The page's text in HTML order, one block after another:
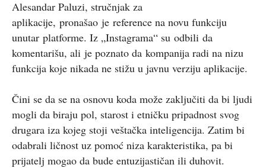
Alesandar Paluzi, stručnjak za
aplikacije, pronašao je reference na novu funkciju
unutar platforme. Iz „Instagrama“ su odbili da
komentarišu, ali je poznato da kompanija radi na nizu
funkcija koje nikada ne stižu u javnu verziju aplikacije.
Čini se da se na osnovu koda može zaključiti da bi ljudi
mogli da biraju pol, starost i etničku pripadnost svog
drugara iza kojeg stoji veštačka inteligencija. Zatim bi
odabrali ličnost uz pomoć niza karakteristika, pa bi
prijatelj mogao da bude entuzijastičan ili duhovit.